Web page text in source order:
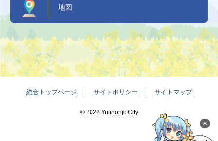
×
地図
総合トップページ サイトポリシー サイトマップ
©️ 2022 Yurihonjo City